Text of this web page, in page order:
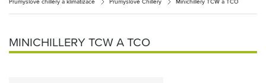
Blog
O firmě
Průmyslové chillery a klimatizace Průmyslové Chillery Minichillery TCW a TCO
MINICHILLERY TCW A TCO